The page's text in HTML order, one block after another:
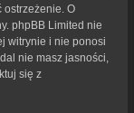
ostrzeżenie. O
phpBB Limited nie
witrynie i nie ponosi
nie masz jasności,
się z